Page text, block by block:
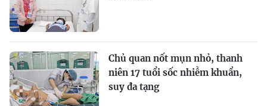
Chủ quan nốt mụn nhỏ, thanh
niên 17 tuổi sốc nhiễm khuẩn,
suy đa tạng